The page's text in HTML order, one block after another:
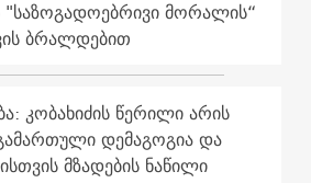
"საზოგადოებრივი მორალის“
ბრალდებით
კობახიძის წერილი არის
დემაგოგია და
მზადების ნაწილი